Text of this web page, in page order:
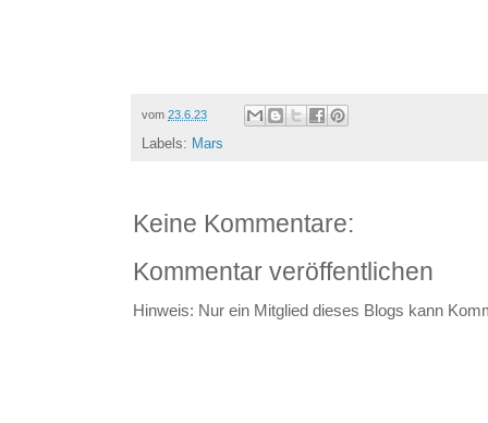
vom 23.6.23
Labels: Mars
Keine Kommentare:
Kommentar veröffentlichen
Hinweis: Nur ein Mitglied dieses Blogs kann